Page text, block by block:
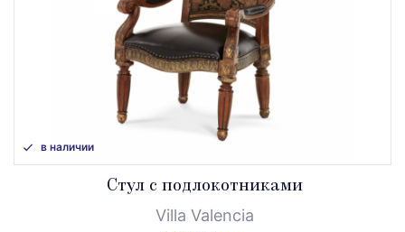
в наличии
Стул с подлокотниками
Villa Valencia